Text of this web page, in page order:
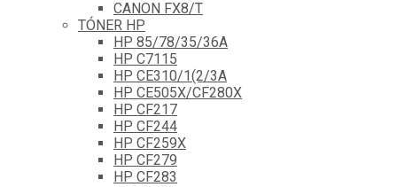
CANON FX8/T
TÓNER HP
HP 85/78/35/36A
HP C7115
HP CE310/1(2/3A
HP CE505X/CF280X
HP CF217
HP CF244
HP CF259X
HP CF279
HP CF283